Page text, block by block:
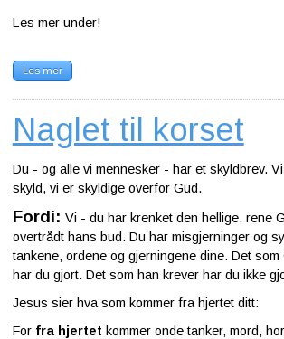
Les mer under!
Les mer
Naglet til korset
Du - og alle vi mennesker - har et skyldbrev.
skyld, vi er skyldige overfor Gud.
Fordi: Vi - du har krenket den hellige, rene
overtrådt hans bud. Du har misgjerninger og
tankene, ordene og gjerningene dine. Det
har du gjort. Det som han krever har du ikke
Jesus sier hva som kommer fra hjertet ditt:
For fra hjertet kommer onde tanker, mord,